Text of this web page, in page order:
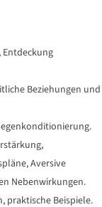
Beziehungen und
Aversive
Nebenwirkungen.
praktische Beispiele.